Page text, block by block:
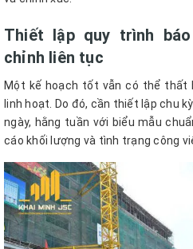
Thiết lập quy trình
chỉnh liên tục
Một kế hoạch tốt vẫn có thể thất
linh hoạt. Do đó, cần thiết lập chu
ngày, hằng tuần với biểu mẫu
cáo khối lượng và tình trạng công